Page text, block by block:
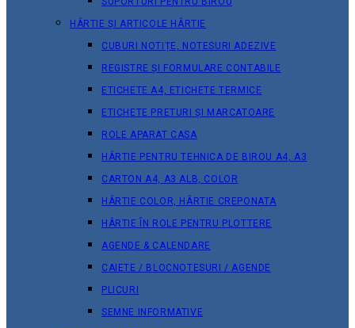
HÂRTIE ȘI ARTICOLE HÂRTIE
CUBURI NOTIȚE, NOTESURI ADEZIVE
REGISTRE ȘI FORMULARE CONTABILE
ETICHETE A4, ETICHETE TERMICE
ETICHETE PRETURI ȘI MARCATOARE
ROLE APARAT CASA
HÂRTIE PENTRU TEHNICA DE BIROU A4, A3
CARTON A4, A3 ALB, COLOR
HÂRTIE COLOR, HÂRTIE CREPONATA
HÂRTIE ÎN ROLE PENTRU PLOTTERE
AGENDE & CALENDARE
CAIETE / BLOCNOTESURI / AGENDE
PLICURI
SEMNE INFORMATIVE